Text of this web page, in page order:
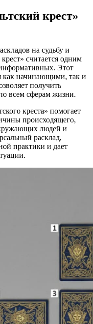
крест»
на судьбу и
считается одним
Этот
как начинающими, так и
получить
всем сферам жизни.
креста» помогает
происходящего,
людей и
расклад,
практики и дает